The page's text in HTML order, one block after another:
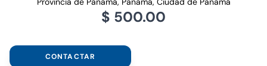
$ 500.00
CONTACTAR